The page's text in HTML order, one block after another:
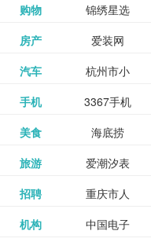
和看过的
电影电视
剧，顺便
打分、写
味，豆瓣
辅助神器
完结txt小
说-书本网
愿填报系
试信息网
博览
中国科学
院
购物 锦绣星选
海淘
淘宝
房产 爱装网
格莱美墙
纸
汽车 杭州市小
客车总量
调控管理
百度有驾
网
手机 3367手机
游戏
游戏邦
美食 海底捞
心食谱网
旅游 爱潮汐表
北京旅游
网
招聘 重庆市人
力资源和
聘才网
机构 中国电子